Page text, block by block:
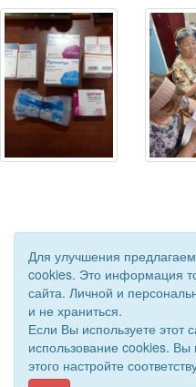
© 2019 - 2026 Астраханская
права защищены.
Сайт создан при
Для улучшения
cookies. Это информация
сайта. Личной и
и не храниться.
Если Вы используете этот
использование cookies. Вы
этого настройте